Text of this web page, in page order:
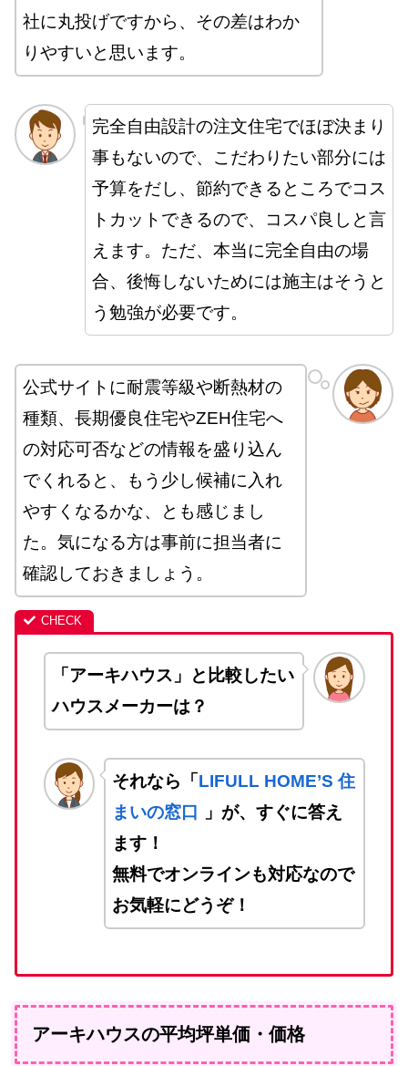
社に丸投げですから、その差はわか
りやすいと思います。
完全自由設計の注文住宅でほぼ決まり
事もないので、こだわりたい部分には
予算をだし、節約できるところでコス
トカットできるので、コスパ良しと言
えます。ただ、本当に完全自由の場
合、後悔しないためには施主はそうと
う勉強が必要です。
公式サイトに耐震等級や断熱材の
種類、長期優良住宅やZEH住宅へ
の対応可否などの情報を盛り込ん
でくれると、もう少し候補に入れ
やすくなるかな、とも感じまし
た。気になる方は事前に担当者に
確認しておきましょう。
「アーキハウス」と比較したい
ハウスメーカーは？
それなら「 LIFULL HOME’S 住
まいの窓口
」が、すぐに答え
ます！
無料でオンラインも対応なので
お気軽にどうぞ！
アーキハウスの平均坪単価・価格